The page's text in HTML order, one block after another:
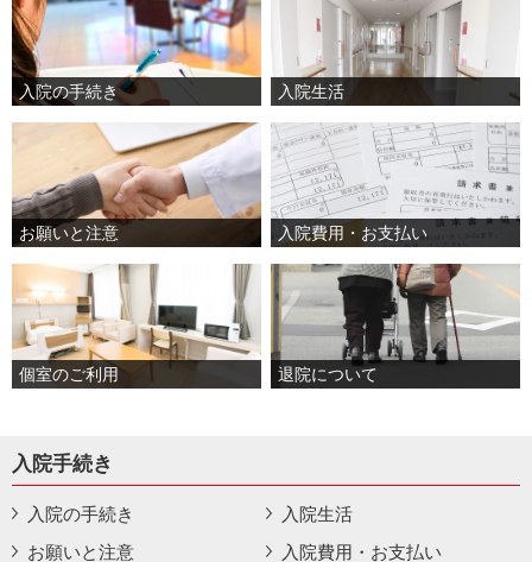
入院の手続き 入院生活
お願いと注意 入院費用・お支払い
個室のご利用 退院について
入院手続き
入院の手続き
入院生活
お願いと注意
入院費用・お支払い